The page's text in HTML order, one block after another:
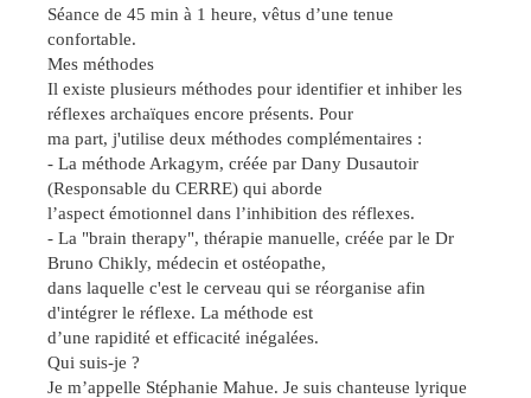
Séance de 45 min à 1 heure, vêtus d’une tenue
confortable.
Mes méthodes
Il existe plusieurs méthodes pour identifier et inhiber les
réflexes archaïques encore présents. Pour
ma part, j'utilise deux méthodes complémentaires :
- La méthode Arkagym, créée par Dany Dusautoir
(Responsable du CERRE) qui aborde
l’aspect émotionnel dans l’inhibition des réflexes.
- La "brain therapy", thérapie manuelle, créée par le Dr
Bruno Chikly, médecin et ostéopathe,
dans laquelle c'est le cerveau qui se réorganise afin
d'intégrer le réflexe. La méthode est
d’une rapidité et efficacité inégalées.
Qui suis-je ?
Je m’appelle Stéphanie Mahue. Je suis chanteuse lyrique